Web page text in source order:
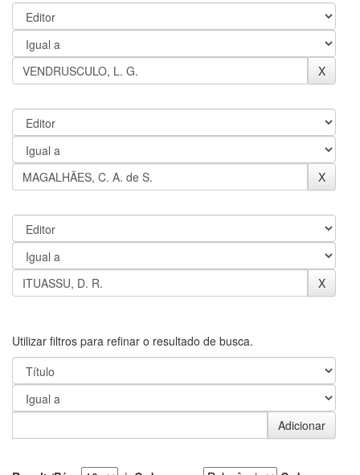
Utilizar filtros para refinar o resultado de busca.